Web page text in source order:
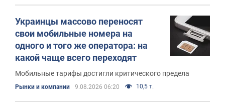
Украинцы массово переносят
свои мобильные номера на
одного и того же оператора: на
какой чаще всего переходят
Мобильные тарифы достигли критического предела
Рынки и компании 9.08.2026 06:20 10,5 т.